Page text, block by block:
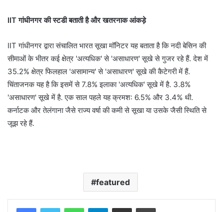
IIT गांधीनगर की स्टडी बताती है और खतरनाक आंकड़े
IIT गांधीनगर द्वारा संचालित भारत सूखा मॉनिटर यह बताता है कि नदी बेसिन की
सीमाओं के भीतर कई क्षेत्र 'अत्यधिक' से 'असाधारण' सूखे से गुजर रहे हैं. देश में
35.2% क्षेत्र फिलहाल 'असामान्य' से 'असाधारण' सूखे की कैटेगरी में हैं.
चिंताजनक यह है कि इसमें से 7.8% इलाका 'अत्यधिक' सूखे में है. 3.8%
'असाधारण' सूखे में है. एक साल पहले यह क्रमश: 6.5% और 3.4% थी.
कर्नाटक और तेलंगाना जैसे राज्य वर्षा की कमी से सूखा या उसके जैसी स्थिति से
जूझ रहे हैं.
featured
WhatsAppTelegramShare via Email Print